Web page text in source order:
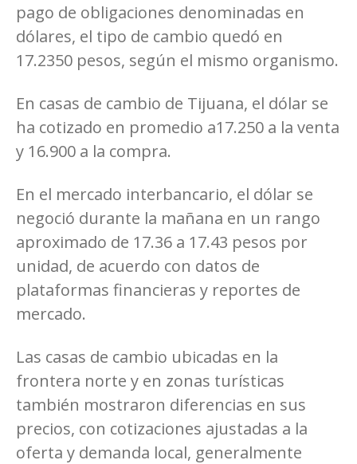
pago de obligaciones denominadas en
dólares, el tipo de cambio quedó en
17.2350 pesos, según el mismo organismo.
En casas de cambio de Tijuana, el dólar se
ha cotizado en promedio a17.250 a la venta
y 16.900 a la compra.
En el mercado interbancario, el dólar se
negoció durante la mañana en un rango
aproximado de 17.36 a 17.43 pesos por
unidad, de acuerdo con datos de
plataformas financieras y reportes de
mercado.
Las casas de cambio ubicadas en la
frontera norte y en zonas turísticas
también mostraron diferencias en sus
precios, con cotizaciones ajustadas a la
oferta y demanda local, generalmente